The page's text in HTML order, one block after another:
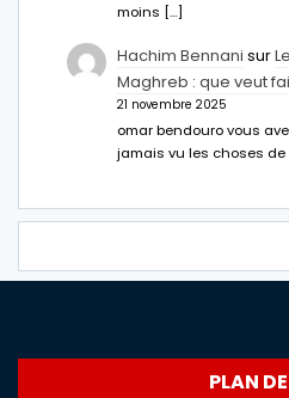
moins […]
Hachim Bennani sur
Maghreb : que veut
21 novembre 2025
omar bendouro vous
jamais vu les choses
PLAN